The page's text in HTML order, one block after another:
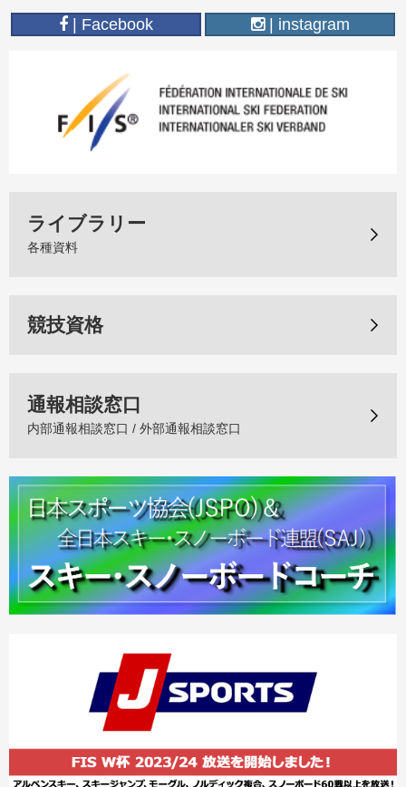
| Facebook | instagram
ライブラリー
各種資料
競技資格
通報相談窓口
内部通報相談窓口 / 外部通報相談窓口